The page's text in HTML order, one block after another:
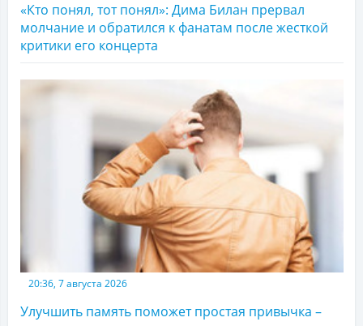
«Кто понял, тот понял»: Дима Билан прервал
молчание и обратился к фанатам после жесткой
критики его концерта
20:36, 7 августа 2026
Улучшить память поможет простая привычка –